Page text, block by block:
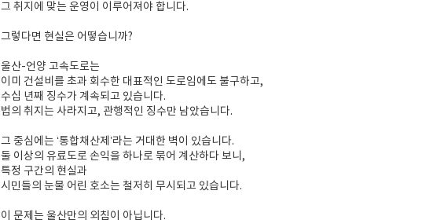
그 취지에 맞는 운영이 이루어져야 합니다.
그렇다면 현실은 어떻습니까?
울산-언양 고속도로는
이미 건설비를 초과 회수한 대표적인 도로임에도 불구하고,
수십 년째 징수가 계속되고 있습니다.
법의 취지는 사라지고, 관행적인 징수만 남았습니다.
그 중심에는 ‘통합채산제’라는 거대한 벽이 있습니다.
둘 이상의 유료도로 손익을 하나로 묶어 계산하다 보니,
특정 구간의 현실과
시민들의 눈물 어린 호소는 철저히 무시되고 있습니다.
이 문제는 울산만의 외침이 아닙니다.